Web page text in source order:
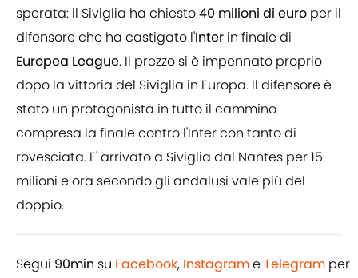
sperata: il Siviglia ha chiesto40 milioni di euro per il
difensore che ha castigato l'Inter in finale di
Europea League. Il prezzo si è impennato proprio
dopo la vittoria del Siviglia in Europa. Il difensore è
stato un protagonista in tutto il cammino
compresa la finale contro l'Inter con tanto di
rovesciata. E' arrivato a Siviglia dal Nantes per 15
milioni e ora secondo gli andalusi vale più del
doppio.
Segui 90min su Facebook, InstagrameTelegram per